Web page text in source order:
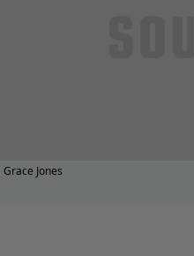
Grace Jones